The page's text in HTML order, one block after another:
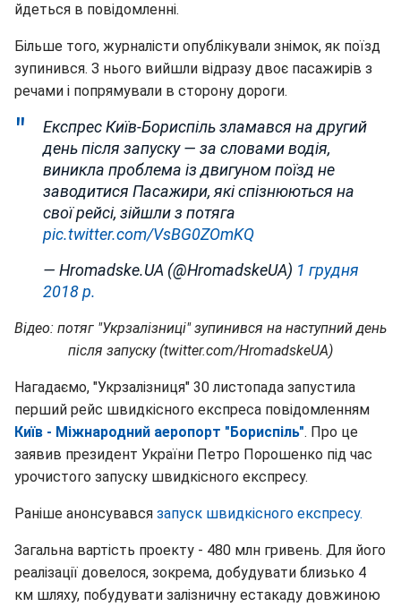
йдеться в повідомленні.
Більше того, журналісти опублікували знімок, як поїзд
зупинився. З нього вийшли відразу двоє пасажирів з
речами і попрямували в сторону дороги.
Експрес Київ-Бориспіль зламався на другий
день після запуску — за словами водія,
виникла проблема із двигуном поїзд не
заводитися Пасажири, які спізнюються на
свої рейсі, зійшли з потяга
pic.twitter.com/VsBG0ZOmKQ
— Hromadske.UA (@HromadskeUA) 1 грудня
2018 р.
Відео: потяг "Укрзалізниці" зупинився на наступний день
після запуску (twitter.com/HromadskeUA)
Нагадаємо, "Укрзалізниця" 30 листопада запустила
перший рейс швидкісного експреса повідомленням
Київ - Міжнародний аеропорт "Бориспіль". Про це
заявив президент України Петро Порошенко під час
урочистого запуску швидкісного експресу.
Раніше анонсувався запуск швидкісного експресу.
Загальна вартість проекту - 480 млн гривень. Для його
реалізації довелося, зокрема, добудувати близько 4
км шляху, побудувати залізничну естакаду довжиною